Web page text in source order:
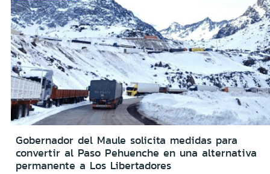
Gobernador del Maule solicita medidas para
convertir al Paso Pehuenche en una alternativa
permanente a Los Libertadores